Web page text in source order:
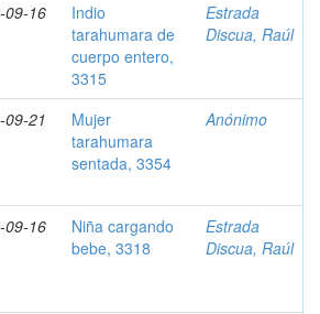
09-16
Indio
tarahumara de
cuerpo entero,
3315
Estrada
Discua, Raúl
09-21
Mujer
tarahumara
sentada, 3354
Anónimo
09-16
Niña cargando
bebe, 3318
Estrada
Discua, Raúl